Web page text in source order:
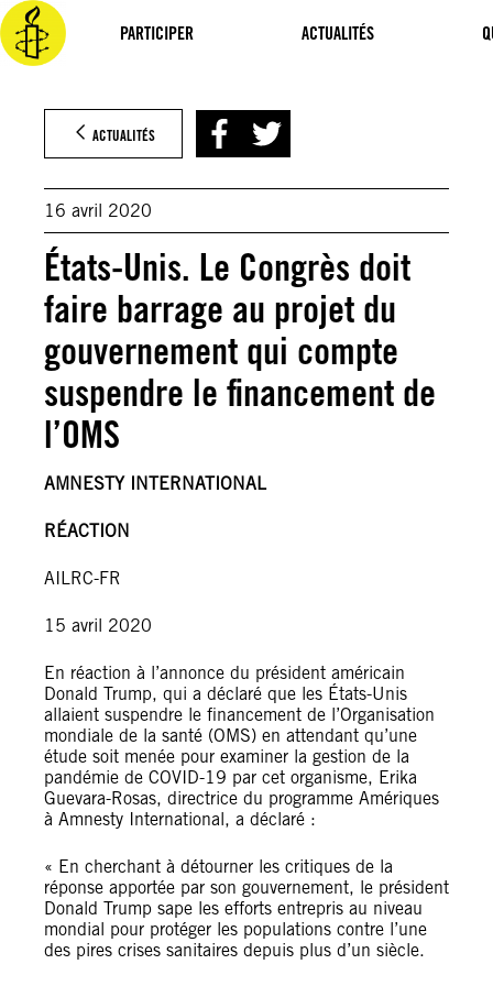
PARTICIPER ACTUALITÉS
Aller
au
contenu
ACTUALITÉS
16 avril 2020
États-Unis. Le Congrès doit
faire barrage au projet du
gouvernement qui compte
suspendre le financement de
l’OMS
AMNESTY INTERNATIONAL
RÉACTION
AILRC-FR
15 avril 2020
En réaction à l’annonce du président américain
Donald Trump, qui a déclaré que les États-Unis
allaient suspendre le financement de l’Organisation
mondiale de la santé (OMS) en attendant qu’une
étude soit menée pour examiner la gestion de la
pandémie de COVID-19 par cet organisme, Erika
Guevara-Rosas, directrice du programme Amériques
à Amnesty International, a déclaré :
« En cherchant à détourner les critiques de la
réponse apportée par son gouvernement, le président
Donald Trump sape les efforts entrepris au niveau
mondial pour protéger les populations contre l’une
des pires crises sanitaires depuis plus d’un siècle.